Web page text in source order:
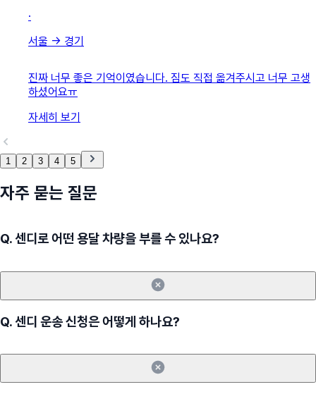
·
서울 → 경기
진짜 너무 좋은 기억이였습니다. 짐도 직접 옮겨주시고 너무 고생
하셨어요ㅠ
자세히 보기
1 2 3 4 5
자주 묻는 질문
Q.센디로 어떤 용달 차량을 부를 수 있나요?
Q.센디 운송 신청은 어떻게 하나요?